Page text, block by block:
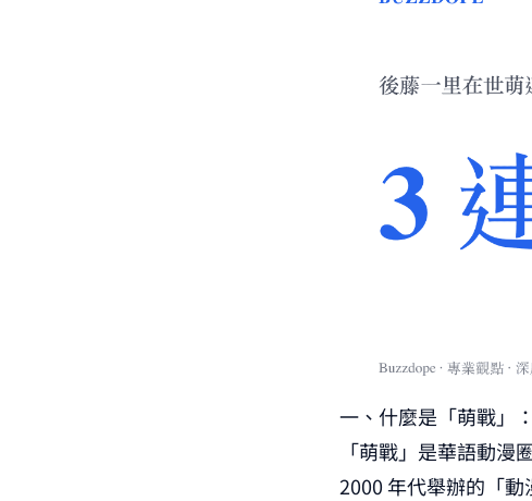
一、什麼是「萌戰」
「萌戰」是華語動
2000 年代舉辦的「